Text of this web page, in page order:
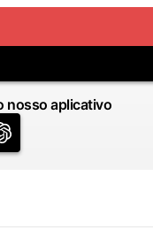
nosso aplicativo